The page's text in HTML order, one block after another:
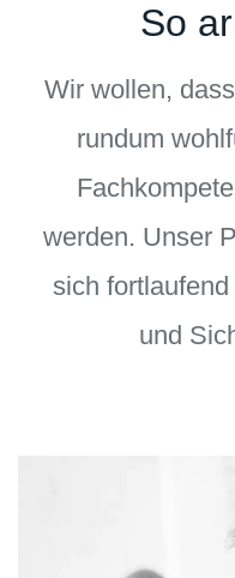
So
Wir wollen,
rundum
werden. Unser
sich
und